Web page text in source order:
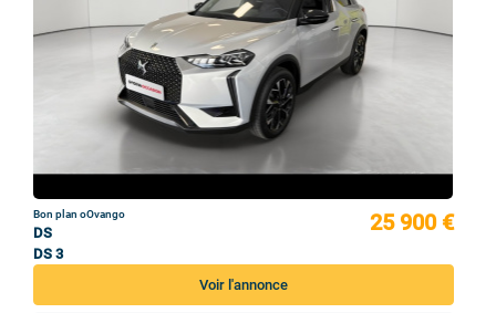
Bon plan oOvango
DS
DS 3
25 900 €
Voir l'annonce